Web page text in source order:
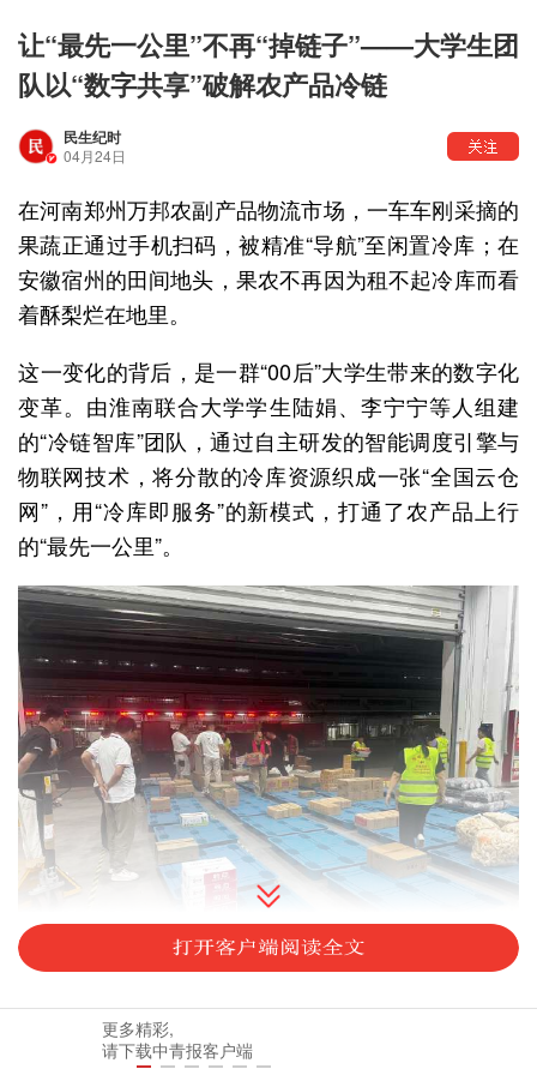
更多精彩,
请下载中青报客户端
让“最先一公里”不再“掉链子”——大学生团
队以“数字共享”破解农产品冷链
民生纪时
04月24日
在河南郑州万邦农副产品物流市场，一车车刚采摘的
果蔬正通过手机扫码，被精准“导航”至闲置冷库；在
安徽宿州的田间地头，果农不再因为租不起冷库而看
着酥梨烂在地里。
这一变化的背后，是一群“00后”大学生带来的数字化
变革。由淮南联合大学学生陆娟、李宁宁等人组建
的“冷链智库”团队，通过自主研发的智能调度引擎与
物联网技术，将分散的冷库资源织成一张“全国云仓
网”，用“冷库即服务”的新模式，打通了农产品上行
的“最先一公里”。
痛点：冷库“吃不饱”与农户“存不起”的错位